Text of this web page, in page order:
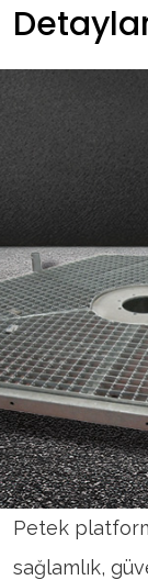
Petek
sağlamlık,